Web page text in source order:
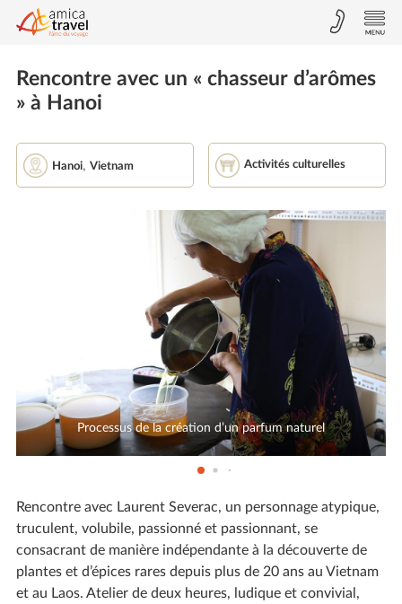
Rencontre avec un « chasseur d’arômes
» à Hanoi
Hanoi, Vietnam Activités culturelles
Processus de la création d’un parfum naturel
Rencontre avec Laurent Severac, un personnage atypique,
truculent, volubile, passionné et passionnant, se
consacrant de manière indépendante à la découverte de
plantes et d’épices rares depuis plus de 20 ans au Vietnam
et au Laos. Atelier de deux heures, ludique et convivial,